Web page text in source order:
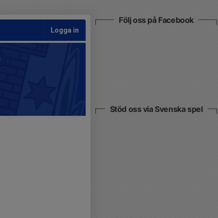
Logga in
Följ oss på Facebook
Stöd oss via Svenska spel